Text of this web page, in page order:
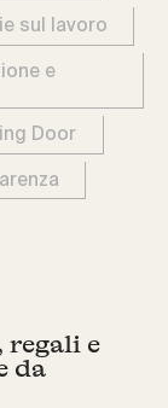
sul lavoro
e
Door
e
da